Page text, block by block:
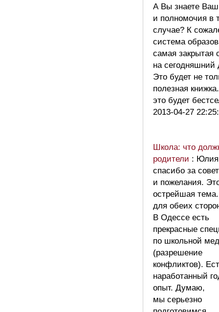
А Вы знаете
и полномочия в
случае? К
система
самая закрытая
на сегодняшний
Это будет не
полезная
это будет
2013-04-27
Школа: что
родители :
спасибо за совет
и пожелания.
острейшая
для обеих
В Одессе есть
прекрасные
по школьной
(разрешение
конфликтов).
наработанный
опыт. Думаю,
мы серьезно